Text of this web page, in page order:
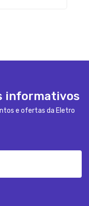
informativos
e ofertas da Eletro